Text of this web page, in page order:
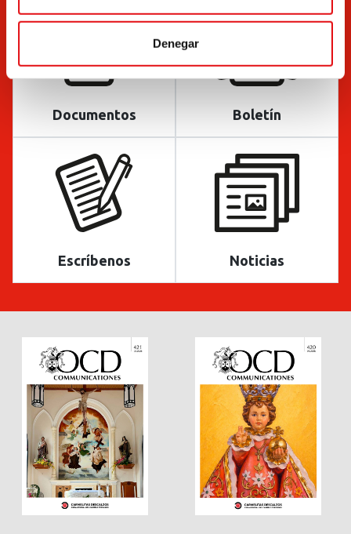
Denegar
Documentos Boletín
Escríbenos Noticias